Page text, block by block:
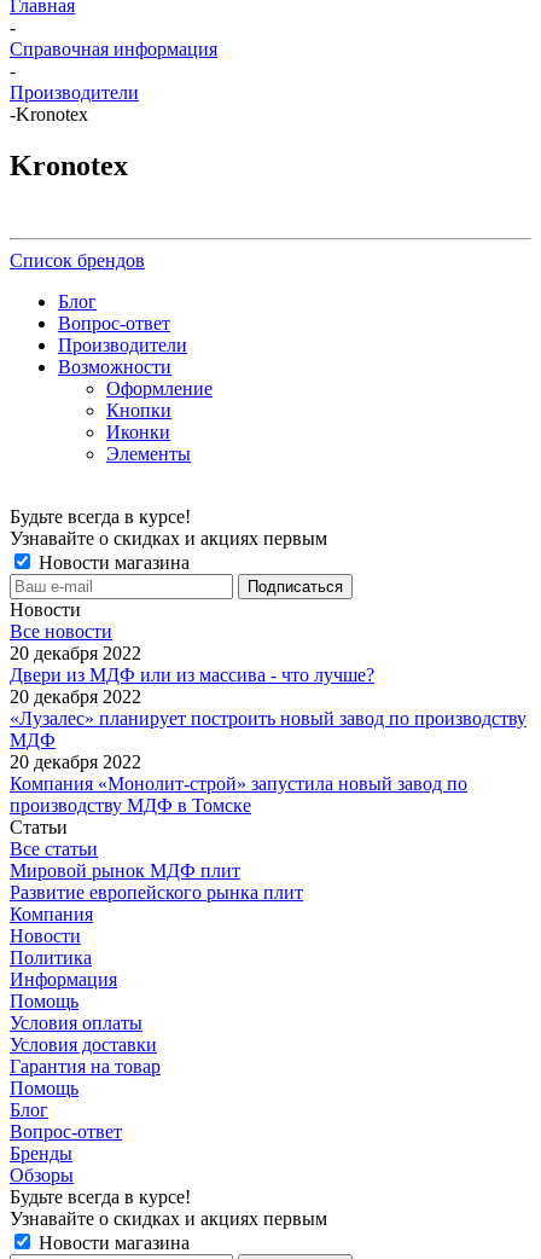
Главная
-
Справочная информация
-
Производители
-Kronotex
Kronotex
Список брендов
Блог
Вопрос-ответ
Производители
Возможности
Оформление
Кнопки
Иконки
Элементы
Будьте всегда в курсе!
Узнавайте о скидках и акциях первым
Новости магазина
Новости
Все новости
20 декабря 2022
Двери из МДФ или из массива - что лучше?
20 декабря 2022
«Лузалес» планирует построить новый завод по производству
МДФ
20 декабря 2022
Компания «Монолит-строй» запустила новый завод по
производству МДФ в Томске
Статьи
Все статьи
Мировой рынок МДФ плит
Развитие европейского рынка плит
Компания
Новости
Политика
Информация
Помощь
Условия оплаты
Условия доставки
Гарантия на товар
Помощь
Блог
Вопрос-ответ
Бренды
Обзоры
Будьте всегда в курсе!
Узнавайте о скидках и акциях первым
Новости магазина